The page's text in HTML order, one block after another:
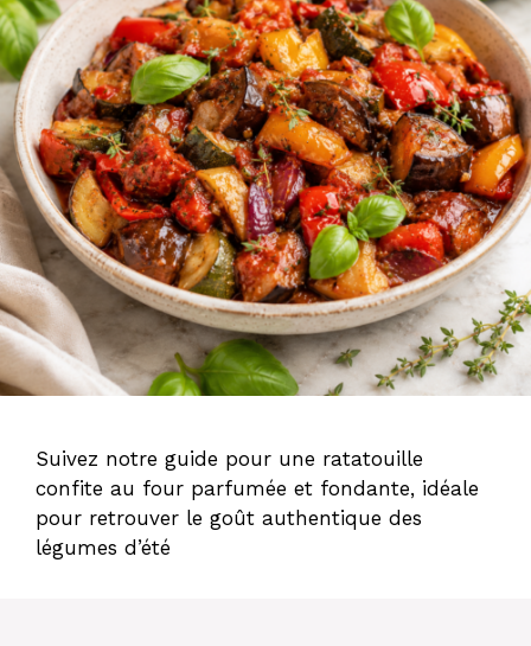
Suivez notre guide pour une ratatouille
confite au four parfumée et fondante, idéale
pour retrouver le goût authentique des
légumes d’été